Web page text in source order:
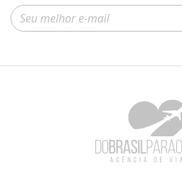
Insira seu e-mail